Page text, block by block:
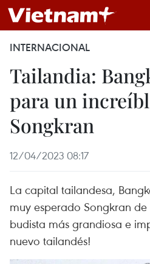
INTERNACIONAL
Tailandia:
para un
Songkran
12/04/2023 08:17
La capital tailandesa,
muy esperado Songkran
budista más grandiosa e
nuevo tailandés!